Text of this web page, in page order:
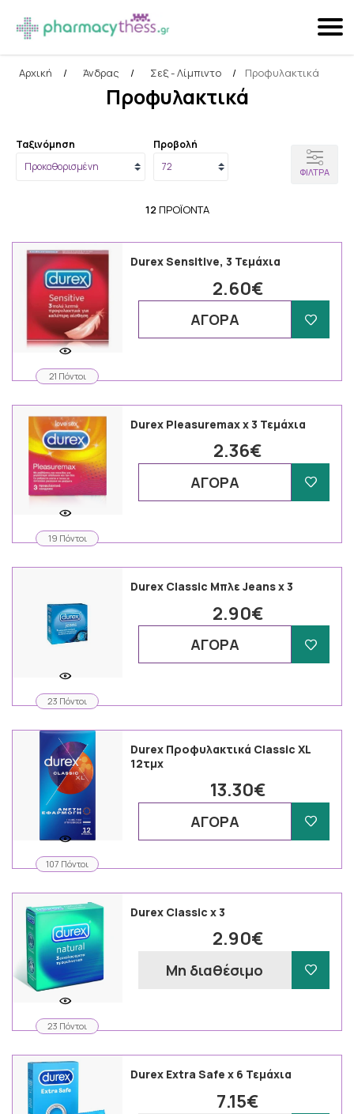
Αναζήτηση
Αρχική / Άνδρας / Σεξ - Λίμπιντο / Προφυλακτικά
Προφυλακτικά
Ταξινόμηση Προβολή
ΦΊΛΤΡΑ
12ΠΡΟΪΌΝΤΑ
21 Πόντοι
Durex Sensitive, 3 Τεμάχια
2.60€
ΑΓΟΡΑ
19 Πόντοι
Durex Pleasuremax x 3 Τεμάχια
2.36€
ΑΓΟΡΑ
23 Πόντοι
Durex Classic Μπλε Jeans χ 3
2.90€
ΑΓΟΡΑ
107 Πόντοι
Durex Προφυλακτικά Classic XL
12τμχ
13.30€
ΑΓΟΡΑ
23 Πόντοι
Durex Classic x 3
2.90€
Μη διαθέσιμο
Durex Extra Safe x 6 Τεμάχια
7.15€